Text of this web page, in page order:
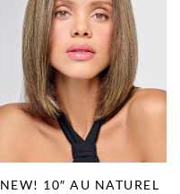
NEW! 10″ AU NATUREL